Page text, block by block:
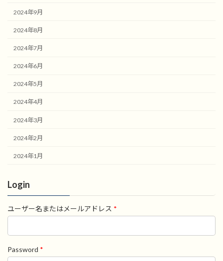
2024年9月
2024年8月
2024年7月
2024年6月
2024年5月
2024年4月
2024年3月
2024年2月
2024年1月
Login
ユーザー名またはメールアドレス *
Password *